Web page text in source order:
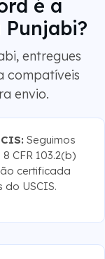
entregues
compatíveis
envio.
CFR 103.2(b)
certificada
USCIS.